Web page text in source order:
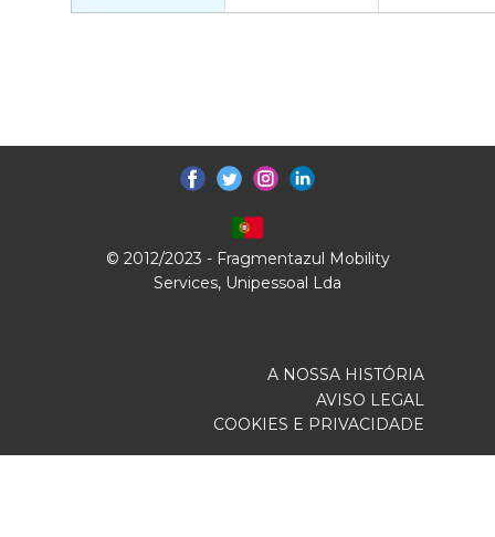
© 2012/2023 - Fragmentazul Mobility
Services, Unipessoal Lda
A NOSSA HISTÓRIA
AVISO LEGAL
COOKIES E PRIVACIDADE